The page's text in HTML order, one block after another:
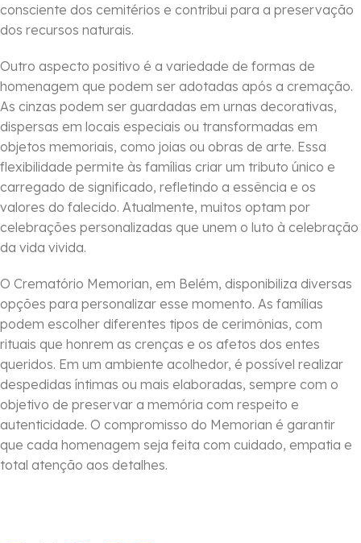
consciente dos cemitérios e contribui para a preservação
dos recursos naturais.
Outro aspecto positivo é a variedade de formas de
homenagem que podem ser adotadas após a cremação.
As cinzas podem ser guardadas em urnas decorativas,
dispersas em locais especiais ou transformadas em
objetos memoriais, como joias ou obras de arte. Essa
flexibilidade permite às famílias criar um tributo único e
carregado de significado, refletindo a essência e os
valores do falecido. Atualmente, muitos optam por
celebrações personalizadas que unem o luto à celebração
da vida vivida.
O Crematório Memorian, em Belém, disponibiliza diversas
opções para personalizar esse momento. As famílias
podem escolher diferentes tipos de cerimônias, com
rituais que honrem as crenças e os afetos dos entes
queridos. Em um ambiente acolhedor, é possível realizar
despedidas íntimas ou mais elaboradas, sempre com o
objetivo de preservar a memória com respeito e
autenticidade. O compromisso do Memorian é garantir
que cada homenagem seja feita com cuidado, empatia e
total atenção aos detalhes.